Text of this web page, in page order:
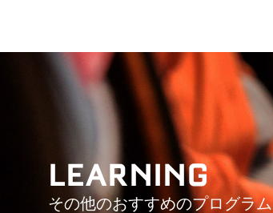
LEARNING
その他のおすすめのプログラム